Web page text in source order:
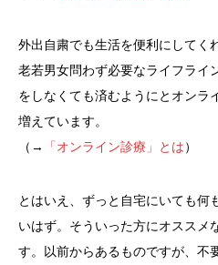
外出自粛でも生活を便利にしてく
老若男女問わず必要なライフライ
をしなくても済むようにとオンラ
増えています。
（→
「オンライン診療」とは）
とはいえ、ずっと自宅にいても何
いはず。そういった方にオススメ
す。以前からあるものですが、不